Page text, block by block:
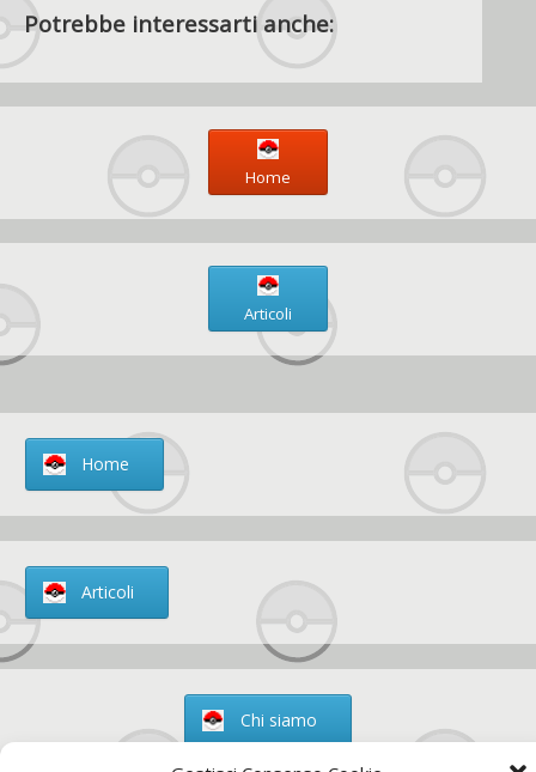
Potrebbe interessarti anche:
Home
Articoli
Home
Articoli
Chi siamo